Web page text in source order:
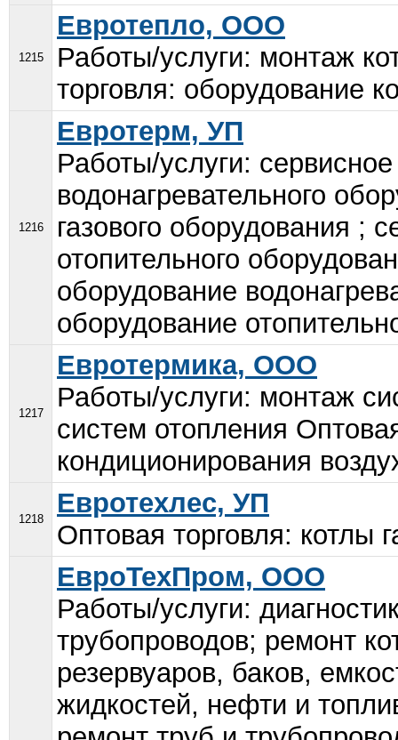
1215
Евротепло, ООО
Работы/услуги: монтаж
торговля: оборудование
1216
Евротерм, УП
Работы/услуги:
водонагревательного
газового оборудования ;
отопительного
оборудование
оборудование
1217
Евротермика, ООО
Работы/услуги: монтаж
систем отопления
кондиционирования
1218
Евротехлес, УП
Оптовая торговля: котлы
ЕвроТехПром, ООО
Работы/услуги:
трубопроводов; ремонт
резервуаров, баков,
жидкостей, нефти и